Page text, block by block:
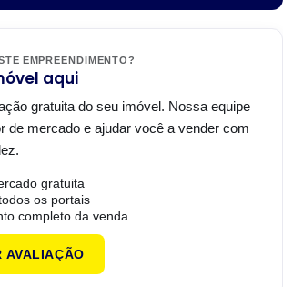
EMPREENDIMENTO?
aqui
gratuita do seu imóvel. Nossa equipe
de mercado e ajudar você a vender com
gratuita
os portais
completo da venda
AVALIAÇÃO